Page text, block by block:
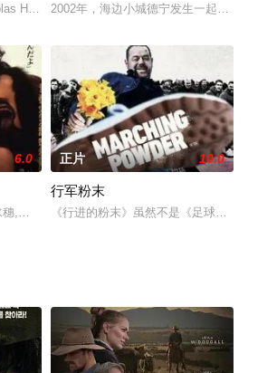
专心，原来爱上了仅视他为好友的同学，对方却
Hope 饰）的生活一直被困在狭小的家庭环境中
2002年，海边小城德宁发生一起连环杀
他们的专横，以及它造
面——一直生活在同一个城市，并决定开始寻找
6.0
,田中恵,野上祐二,大林丈史,加山昭三
正片 10.0
行军粉末
《行进的粉末》虽然不是《足球工厂》